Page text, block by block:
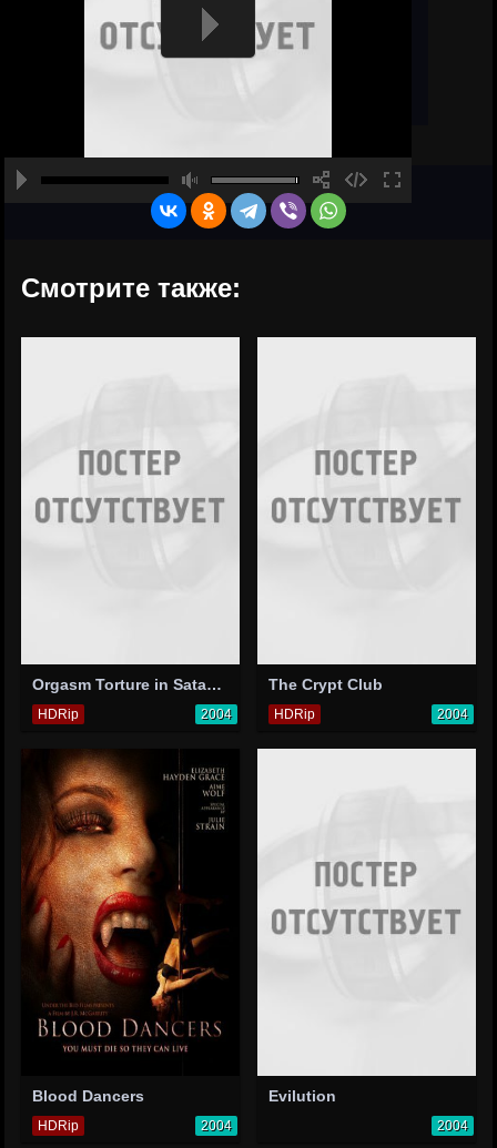
Смотрите также:
Orgasm Torture in Satan's Rape Clinic
HDRip 2004
The Crypt Club
HDRip 2004
Blood Dancers
HDRip 2004
Evilution
2004